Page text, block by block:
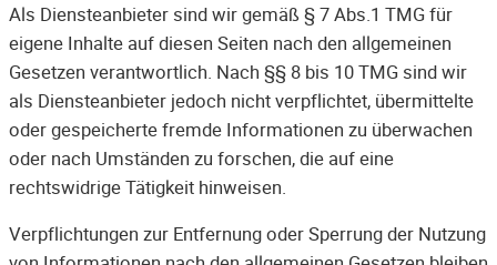
Als Diensteanbieter sind wir gemäß § 7 Abs.1 TMG für
eigene Inhalte auf diesen Seiten nach den allgemeinen
Gesetzen verantwortlich. Nach §§ 8 bis 10 TMG sind wir
als Diensteanbieter jedoch nicht verpflichtet, übermittelte
oder gespeicherte fremde Informationen zu überwachen
oder nach Umständen zu forschen, die auf eine
rechtswidrige Tätigkeit hinweisen.
Verpflichtungen zur Entfernung oder Sperrung der Nutzung